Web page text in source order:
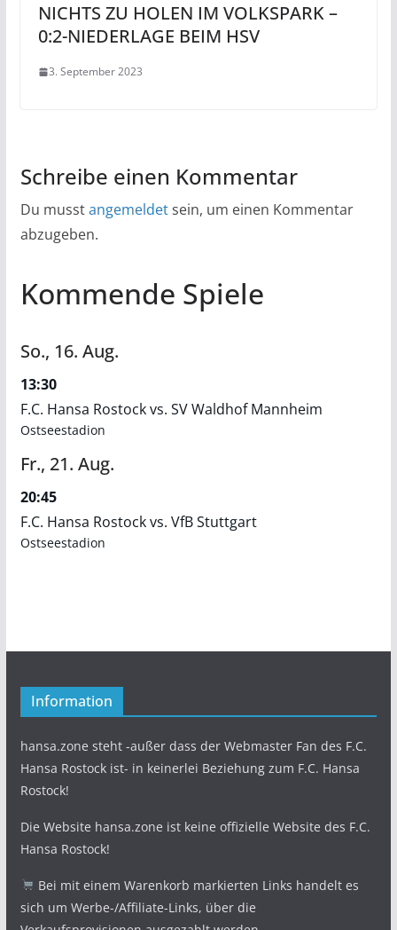
NICHTS ZU HOLEN IM VOLKSPARK –
0:2-NIEDERLAGE BEIM HSV
3. September 2023
Schreibe einen Kommentar
Du musstangemeldetsein, um einen Kommentar
abzugeben.
Kommende Spiele
So., 16. Aug.
13:30
F.C. Hansa Rostock vs. SV Waldhof Mannheim
Ostseestadion
Fr., 21. Aug.
20:45
F.C. Hansa Rostock vs. VfB Stuttgart
Ostseestadion
Information
hansa.zone steht -außer dass der Webmaster Fan des F.C.
Hansa Rostock ist- in keinerlei Beziehung zum F.C. Hansa
Rostock!
Die Website hansa.zone ist keine offizielle Website des F.C.
Hansa Rostock!
Bei mit einem Warenkorb markierten Links handelt es
sich um Werbe-/Affiliate-Links, über die